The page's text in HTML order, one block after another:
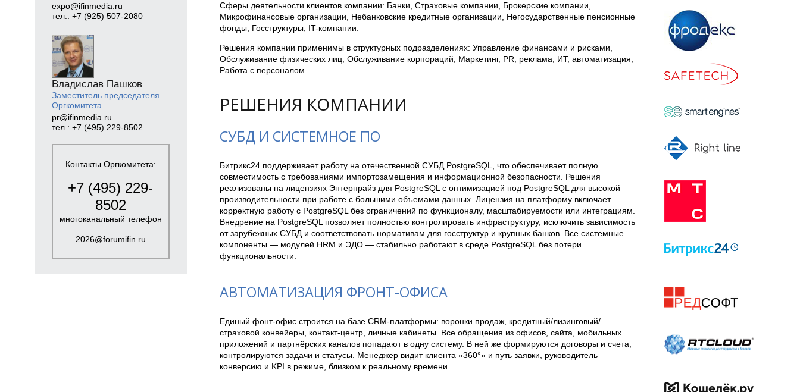
expo@ifinmedia.ru
тел.: +7 (925) 507-2080
Владислав Пашков
Заместитель председателя
Оргкомитета
pr@ifinmedia.ru
тел.: +7 (495) 229-8502
Контакты Оргкомитета:
+7 (495) 229-
8502
многоканальный телефон
2026@forumifin.ru
Сферы деятельности клиентов компании: Банки, Страховые компании, Брокерские компании,
Микрофинансовые организации, Небанковские кредитные организации, Негосударственные пенсионные
фонды, Госструктуры, IT-компании.
Решения компании применимы в структурных подразделениях: Управление финансами и рисками,
Обслуживание физических лиц, Обслуживание корпораций, Маркетинг, PR, реклама, ИТ, автоматизация,
Работа с персоналом.
РЕШЕНИЯ КОМПАНИИ
СУБД И СИСТЕМНОЕ ПО
Битрикс24 поддерживает работу на отечественной СУБД PostgreSQL, что обеспечивает полную
совместимость с требованиями импортозамещения и информационной безопасности. Решения
реализованы на лицензиях Энтерпрайз для PostgreSQL с оптимизацией под PostgreSQL для высокой
производительности при работе с большими объемами данных. Лицензия на платформу включает
корректную работу с PostgreSQL без ограничений по функционалу, масштабируемости или интеграциям.
Внедрение на PostgreSQL позволяет полностью контролировать инфраструктуру, исключить зависимость
от зарубежных СУБД и соответствовать нормативам для госструктур и крупных банков. Все системные
компоненты — модулей HRM и ЭДО — стабильно работают в среде PostgreSQL без потери
функциональности.
АВТОМАТИЗАЦИЯ ФРОНТ-ОФИСА
Единый фонт-офис строится на базе CRM-платформы: воронки продаж, кредитный/лизинговый/
страховой конвейеры, контакт-центр, личные кабинеты. Все обращения из офисов, сайта, мобильных
приложений и партнёрских каналов попадают в одну систему. В ней же формируются договоры и счета,
контролируются задачи и статусы. Менеджер видит клиента «360°» и путь заявки, руководитель —
конверсию и KPI в режиме, близком к реальному времени.